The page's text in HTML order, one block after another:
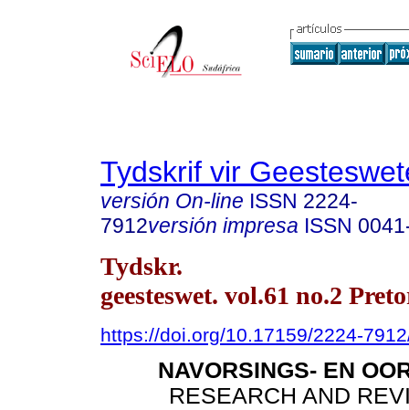
Tydskrif vir
versión On-line ISSN 2224-
7912versión impresa ISSN
Tydskr.
geesteswet. vol.61 no.2
https://doi.org/10.17159/2224-
NAVORSINGS- EN
RESEARCH AND